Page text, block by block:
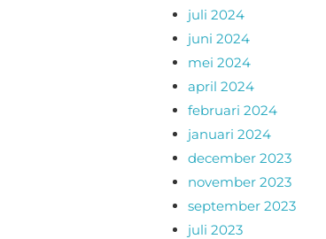
juli 2024
juni 2024
mei 2024
april 2024
februari 2024
januari 2024
december 2023
november 2023
september 2023
juli 2023